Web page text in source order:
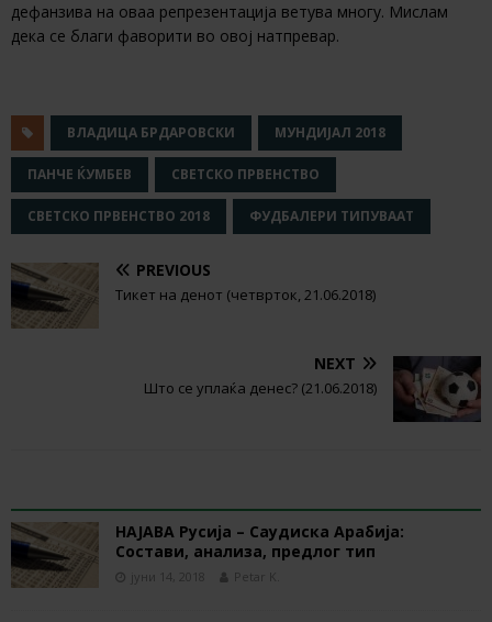
дефанзива на оваа репрезентација ветува многу. Мислам
дека се благи фаворити во овој натпревар.
ВЛАДИЦА БРДАРОВСКИ МУНДИЈАЛ 2018
ПАНЧЕ ЌУМБЕВ СВЕТСКО ПРВЕНСТВО
СВЕТСКО ПРВЕНСТВО 2018 ФУДБАЛЕРИ ТИПУВААТ
PREVIOUS
Тикет на денот (четврток, 21.06.2018)
NEXT
Што се уплаќа денес? (21.06.2018)
НАЈАВА Русија – Саудиска Арабија:
Состави, анализа, предлог тип
јуни 14, 2018 Petar K.